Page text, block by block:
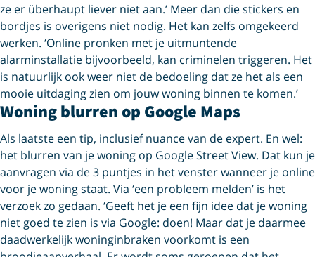
ze er überhaupt liever niet aan.’ Meer dan die stickers en
bordjes is overigens niet nodig. Het kan zelfs omgekeerd
werken. ‘Online pronken met je uitmuntende
alarminstallatie bijvoorbeeld, kan criminelen triggeren. Het
is natuurlijk ook weer niet de bedoeling dat ze het als een
mooie uitdaging zien om jouw woning binnen te komen.’
Woning blurren op Google Maps
Als laatste een tip, inclusief nuance van de expert. En wel:
het blurren van je woning op Google Street View. Dat kun je
aanvragen via de 3 puntjes in het venster wanneer je online
voor je woning staat. Via ‘een probleem melden’ is het
verzoek zo gedaan. ‘Geeft het je een fijn idee dat je woning
niet goed te zien is via Google: doen! Maar dat je daarmee
daadwerkelijk woninginbraken voorkomt is een